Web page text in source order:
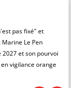
pas fixé" et
Le Pen
2027 et son pourvoi
vigilance orange